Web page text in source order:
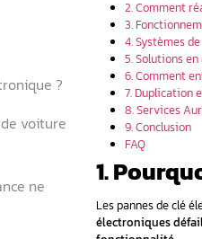
?
de pile et économie
boîtier et des
programmation de